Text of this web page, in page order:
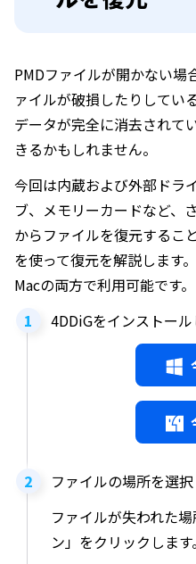
PMDファイルが開かない場
ァイルが破損したりしてい
データが完全に消去されて
きるかもしれません。
今回は内蔵および外部ドラ
ブ、メモリーカードなど、
からファイルを復元するこ
を使って復元を解説します
Macの両方で利用可能です。
4DDiGをインストール
ファイルの場所を選択
ファイルが失われた
ン」をクリックします。